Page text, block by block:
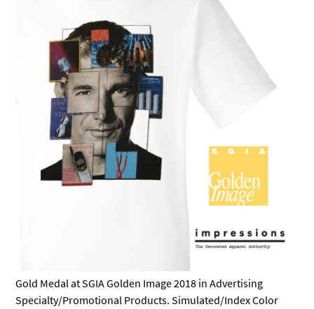
Gold Medal at SGIA Golden Image 2018 in Advertising
Specialty/Promotional Products. Simulated/Index Color